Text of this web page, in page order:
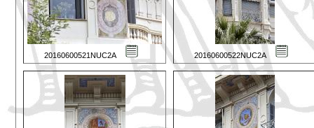
20160600521NUC2A 20160600522NUC2A